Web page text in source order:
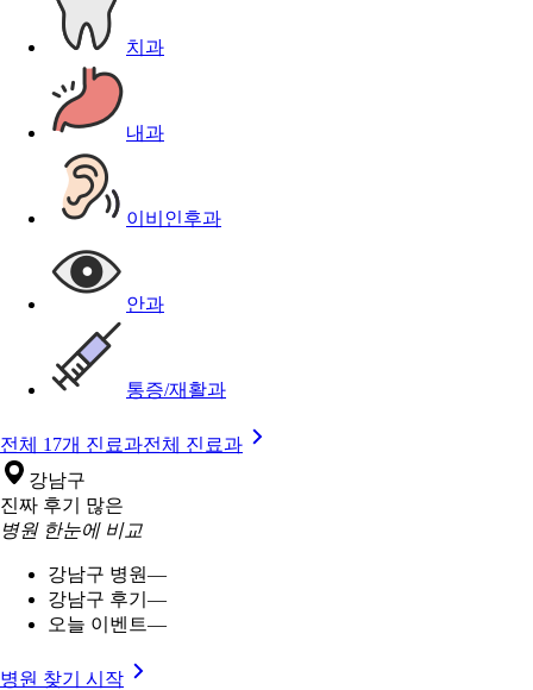
치과
내과
이비인후과
안과
통증/재활과
전체 17개 진료과전체 진료과
강남구
진짜 후기 많은
병원 한눈에 비교
강남구 병원—
강남구 후기 —
오늘 이벤트—
병원 찾기 시작